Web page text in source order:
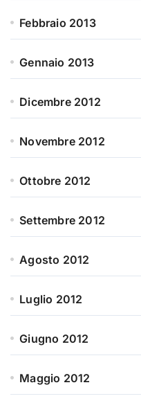
Febbraio 2013
Gennaio 2013
Dicembre 2012
Novembre 2012
Ottobre 2012
Settembre 2012
Agosto 2012
Luglio 2012
Giugno 2012
Maggio 2012